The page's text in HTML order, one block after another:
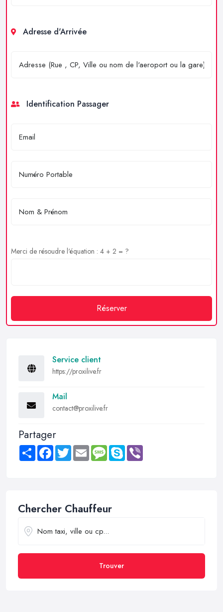
Adresse d'Arrivée
Identification Passager
Merci de résoudre l'équation : 4 + 2 = ?
Réserver
Service client
https://proxilive.fr
Mail
contact@proxilive.fr
Partager
Share FacebookTwitter Email MessageSkype
Chercher Chauffeur
Trouver